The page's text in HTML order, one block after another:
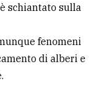
schiantato sulla
fenomeni
di alberi e